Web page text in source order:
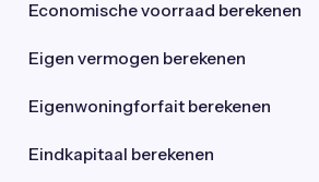
Economische voorraad berekenen
Eigen vermogen berekenen
Eigenwoningforfait berekenen
Eindkapitaal berekenen